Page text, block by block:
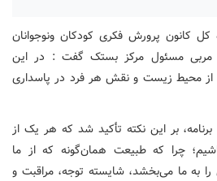
کل کانون پرورش فکری کودکان ونوجوانان
، مربی مسئول مرکز بستک گفت : در این
از محیط زیست و نقش هر فرد در پاسداری
بر این نکته تأکید شد که هر یک از
چرا که طبیعت همان‌گونه که از ما
به ما می‌بخشد، شایسته توجه، مراقبت و